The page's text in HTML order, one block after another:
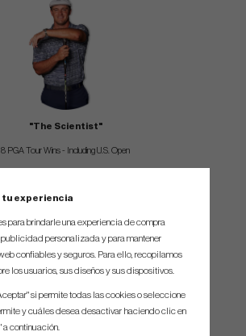
"The Scientist"
8 PGA Tour Wins - Including U.S. Open
Michelle Wie
experiencia
para brindarle una experiencia de compra
personalizada y para mantener
confiables y seguros. Para ello, recopilamos
los usuarios, sus diseños y sus dispositivos.
si permite todas las cookies o seleccione
y cuáles desea desactivar haciendo clic en
continuación.